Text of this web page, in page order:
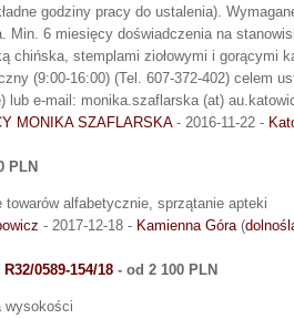
godziny pracy do ustalenia).
Min. 6 miesięcy doświadczenia na
chińska, stemplami ziołowymi i gorącymi
(9:00-16:00) (Tel. 607-372-402) celem
lub e-mail: monika.szaflarska (at)
MONIKA SZAFLARSKA- 2016-11-22 -
PLN
towarów alfabetycznie, sprzątanie apteki
- 2017-12-18 - Kamienna Góra(
0589-154/18 - od 2 100 PLN
wysokości